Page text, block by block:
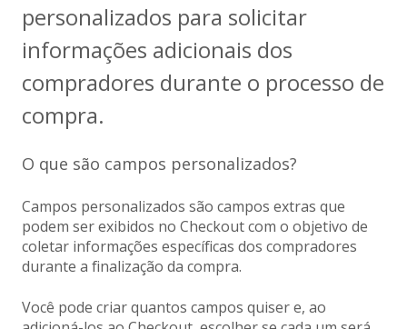
personalizados para solicitar
informações adicionais dos
compradores durante o processo de
compra.
O que são campos personalizados?
Campos personalizados são campos extras que
podem ser exibidos no Checkout com o objetivo de
coletar informações específicas dos compradores
durante a finalização da compra.
Você pode criar quantos campos quiser e, ao